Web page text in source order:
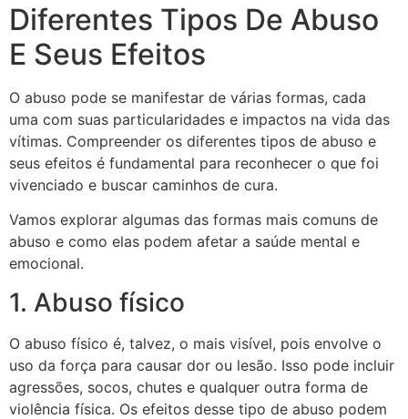
Diferentes Tipos De Abuso
E Seus Efeitos
O abuso pode se manifestar de várias formas, cada
uma com suas particularidades e impactos na vida das
vítimas. Compreender os diferentes tipos de abuso e
seus efeitos é fundamental para reconhecer o que foi
vivenciado e buscar caminhos de cura.
Vamos explorar algumas das formas mais comuns de
abuso e como elas podem afetar a saúde mental e
emocional.
1. Abuso físico
O abuso físico é, talvez, o mais visível, pois envolve o
uso da força para causar dor ou lesão. Isso pode incluir
agressões, socos, chutes e qualquer outra forma de
violência física. Os efeitos desse tipo de abuso podem